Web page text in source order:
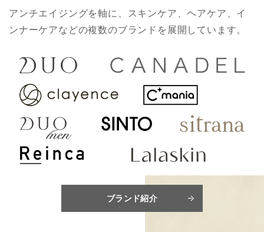
アンチエイジングを軸に、スキンケア、ヘアケア、イ
ンナーケアなどの複数のブランドを展開しています。
ブランド紹介